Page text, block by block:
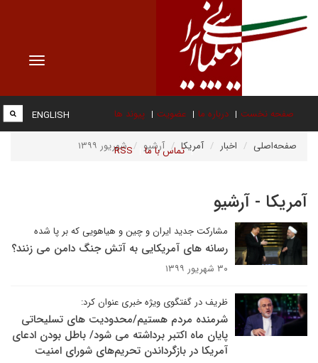
Toggle
صفحه نخست درباره ما عضویت پیوند ها
تماس با ما RSS
ENGLISH
صفحه‌اصلی اخبار آمریکا آرشیو شهریور ۱۳۹۹
آمریکا - آرشیو
مشارکت جدید ایران و چین و هیاهویی که بر پا شده
رسانه های آمریکایی به آتش جنگ دامن می زنند؟
۳۰ شهریور ۱۳۹۹
ظریف در گفتگوی ویژه خبری عنوان کرد:
شرمنده مردم هستیم/محدودیت های تسلیحاتی
پایان ماه اکتبر برداشته می شود/ باطل بودن ادعای
آمریکا در بازگرداندن تحریم‌های شورای امنیت